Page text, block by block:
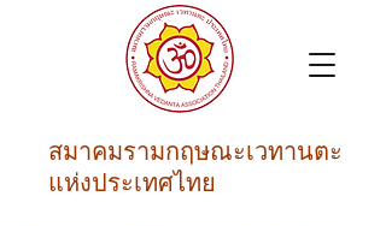
สมาคมรามกฤษณะเวทานตะ
แห่งประเทศไทย